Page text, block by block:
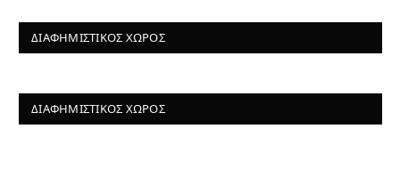
ΔΙΑΦΗΜΙΣΤΙΚΌΣ ΧΏΡΟΣ
ΔΙΑΦΗΜΙΣΤΙΚΌΣ ΧΏΡΟΣ